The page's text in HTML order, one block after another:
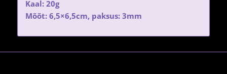
Kaal: 20g
Mõõt: 6,5×6,5cm, paksus: 3mm